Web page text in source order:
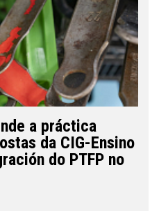
a práctica
da CIG-Ensino
do PTFP no